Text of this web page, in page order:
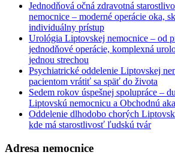
Jednodňová očná zdravotná
nemocnice – moderné operácie oka,
individuálny prístup
Urológia Liptovskej nemocnice – od
jednodňové operácie, komplexná
jednou strechou
Psychiatrické oddelenie Liptovskej
pacientom vrátiť sa späť do života
Sedem rokov úspešnej spolupráce –
Liptovskú nemocnicu a Obchodnú
Oddelenie dlhodobo chorých
kde má starostlivosť ľudskú tvár
Adresa nemocnice